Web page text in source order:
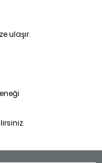
ulaşır.